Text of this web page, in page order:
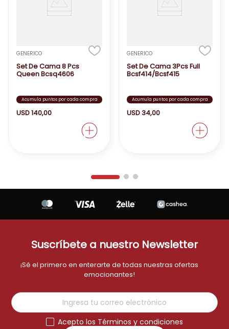
GENERICO
Set De Cama 8 Pcs
Queen Bcsq4606
Acumula puntos por cada compra
USD140,00
GENERICO
Set De Cama 3Pcs Full
Bcsf414/Bcsf415
Acumula puntos por cada compra
USD34,00
Suscríbete a nuestro Newsletter
¡Sé el primero en enterarte de todas nuestras ofertas
emocionantes!
Acepto los Términos y condiciones